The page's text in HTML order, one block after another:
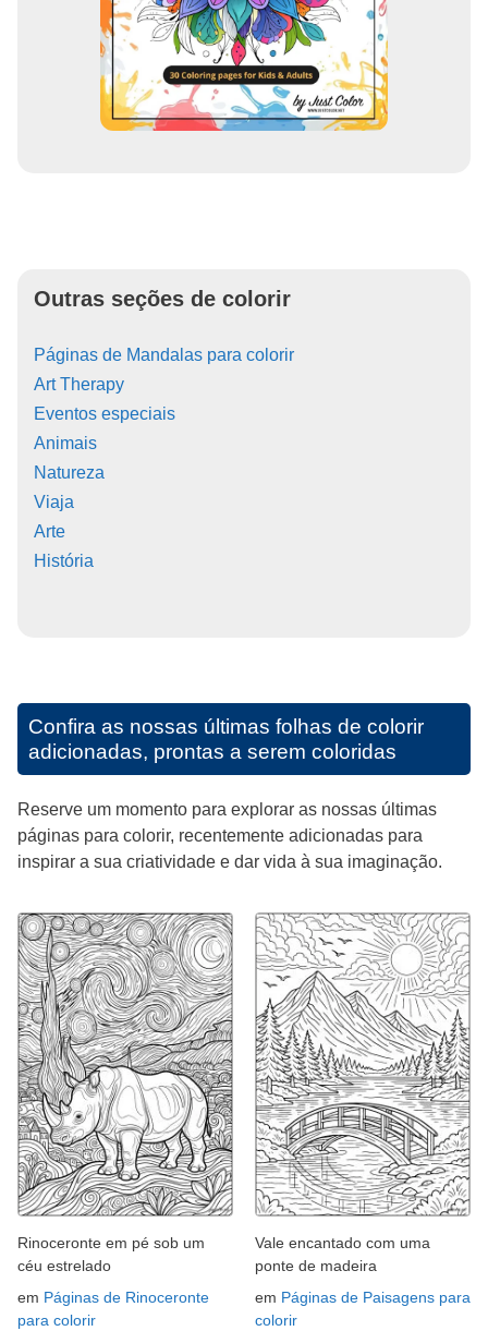
Outras seções de colorir
Páginas de Mandalas para colorir
Art Therapy
Eventos especiais
Animais
Natureza
Viaja
Arte
História
Confira as nossas últimas folhas de colorir
adicionadas, prontas a serem coloridas
Reserve um momento para explorar as nossas últimas
páginas para colorir, recentemente adicionadas para
inspirar a sua criatividade e dar vida à sua imaginação.
Rinoceronte em pé sob um
céu estrelado
em Páginas de Rinoceronte
para colorir
Vale encantado com uma
ponte de madeira
em Páginas de Paisagens para
colorir